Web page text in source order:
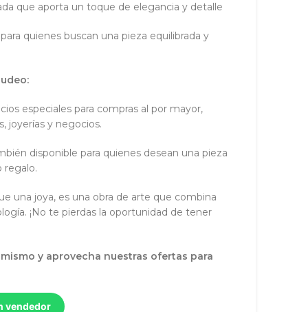
que aporta un toque de elegancia y detalle
quienes buscan una pieza equilibrada y
especiales para compras al por mayor,
joyerías y negocios.
disponible para quienes desean una pieza
regalo.
una joya, es una obra de arte que combina
¡No te pierdas la oportunidad de tener
y aprovecha nuestras ofertas para
vendedor